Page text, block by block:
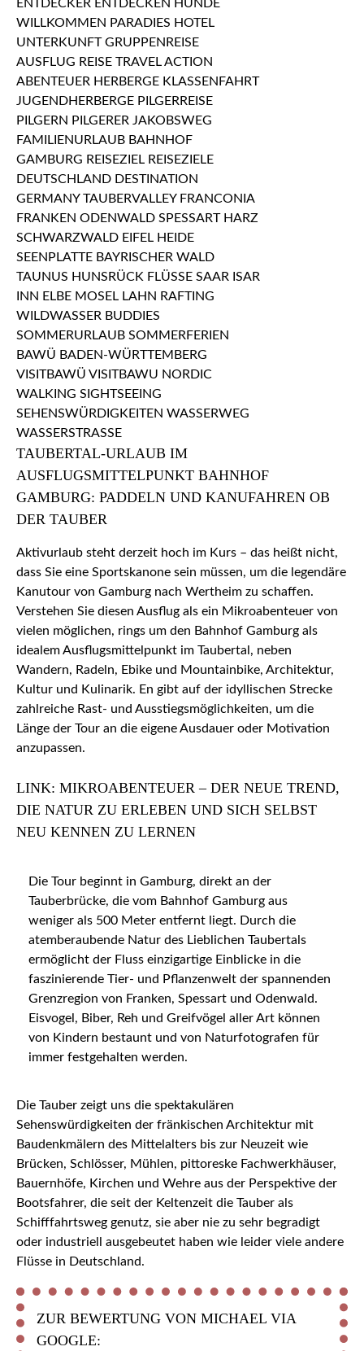
TAUBERTAL-URLAUB IM
AUSFLUGSMITTELPUNKT BAHNHOF
GAMBURG: PADDELN UND KANUFAHREN OB
DER TAUBER
Aktivurlaub steht derzeit hoch im Kurs – das heißt nicht,
dass Sie eine Sportskanone sein müssen, um die legendäre
Kanutour von Gamburg nach Wertheim zu schaffen.
Verstehen Sie diesen Ausflug als ein Mikroabenteuer von
vielen möglichen, rings um den Bahnhof Gamburg als
idealem Ausflugsmittelpunkt im Taubertal, neben
Wandern, Radeln, Ebike und Mountainbike, Architektur,
Kultur und Kulinarik. En gibt auf der idyllischen Strecke
zahlreiche Rast- und Ausstiegsmöglichkeiten, um die
Länge der Tour an die eigene Ausdauer oder Motivation
anzupassen.
LINK: MIKROABENTEUER – DER NEUE TREND,
DIE NATUR ZU ERLEBEN UND SICH SELBST
NEU KENNEN ZU LERNEN
Die Tour beginnt in Gamburg, direkt an der
Tauberbrücke, die vom Bahnhof Gamburg aus
weniger als 500 Meter entfernt liegt. Durch die
atemberaubende Natur des Lieblichen Taubertals
ermöglicht der Fluss einzigartige Einblicke in die
faszinierende Tier- und Pflanzenwelt der spannenden
Grenzregion von Franken, Spessart und Odenwald.
Eisvogel, Biber, Reh und Greifvögel aller Art können
von Kindern bestaunt und von Naturfotografen für
immer festgehalten werden.
Die Tauber zeigt uns die spektakulären
Sehenswürdigkeiten der fränkischen Architektur mit
Baudenkmälern des Mittelalters bis zur Neuzeit wie
Brücken, Schlösser, Mühlen, pittoreske Fachwerkhäuser,
Bauernhöfe, Kirchen und Wehre aus der Perspektive der
Bootsfahrer, die seit der Keltenzeit die Tauber als
Schifffahrtsweg genutz, sie aber nie zu sehr begradigt
oder industriell ausgebeutet haben wie leider viele andere
Flüsse in Deutschland.
ZUR BEWERTUNG VON MICHAEL VIA
GOOGLE: